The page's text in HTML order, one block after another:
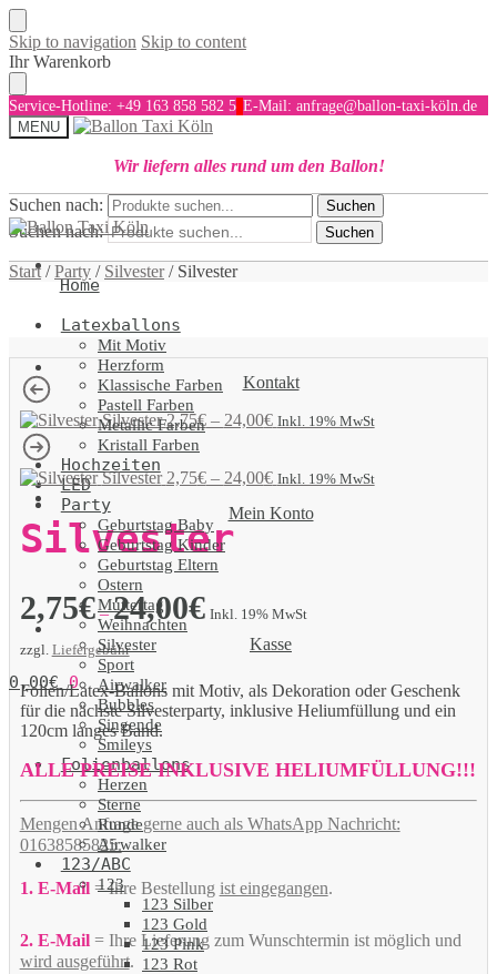
Skip to navigation Skip to content
Ihr Warenkorb
Service-Hotline: +49 163 858 582 5 E-Mail: anfrage@ballon-taxi-köln.de
MENU
Wir liefern alles rund um den Ballon!
Suchen nach: Suchen
Kontakt
Mein Konto
Kasse
0,00€ 0
Suchen nach: Suchen
Home
Latexballons
Mit Motiv
Herzform
Klassische Farben
Pastell Farben
Metallic Farben
Kristall Farben
Hochzeiten
LED
Party
Geburtstag Baby
Geburtstag Kinder
Geburtstag Eltern
Ostern
Muttertag
Weihnachten
Silvester
Sport
Airwalker
Bubbles
Singende
Smileys
Folienballons
Herzen
Sterne
Runde
Airwalker
123/ABC
123
123 Silber
123 Gold
123 Pink
123 Rot
Start /Party / Silvester/ Silvester
Silvester 2,75€– 24,00€ Inkl. 19% MwSt
Silvester 2,75€– 24,00€ Inkl. 19% MwSt
Silvester
2,75€–24,00€ Inkl. 19% MwSt
zzgl. Liefergebühr
Folien/Latex-Ballons mit Motiv, als Dekoration oder Geschenk
für die nächste Silvesterparty, inklusive Heliumfüllung und ein
120cm langes Band.
ALLE PREISE INKLUSIVE HELIUMFÜLLUNG!!!
Mengen Anfrage gerne auch als WhatsApp Nachricht:
01638585825.
1. E-Mail= Ihre Bestellung ist eingegangen.
2. E-Mail= Ihre Lieferung zum Wunschtermin ist möglich und
wird ausgeführt.